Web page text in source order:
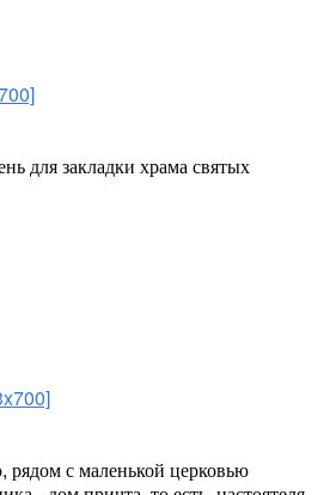
для закладки храма святых
рядом с маленькой церковью